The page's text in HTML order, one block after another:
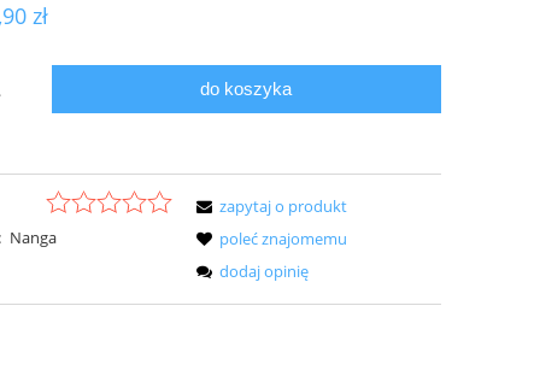
zł
do koszyka
Nanga
zapytaj o produkt
poleć znajomemu
dodaj opinię